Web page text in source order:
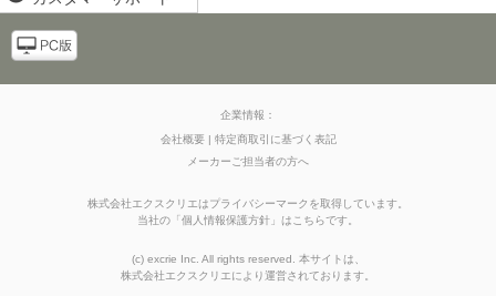
企業情報：
会社概要
特定商取引に基づく表記
メーカーご担当者の方へ
株式会社エクスクリエはプライバシーマークを取得しています。
当社の 「個人情報保護方針 」はこちらです。
(c) excrie Inc. All rights reserved. 本サイトは、
株式会社エクスクリエにより運営されております。